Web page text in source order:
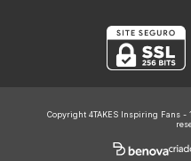
Copyright 4TAKES Inspiring Fans -